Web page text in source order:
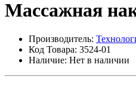
Массажная
Производитель:
Код Товара: 3524-01
Наличие: Нет в наличии